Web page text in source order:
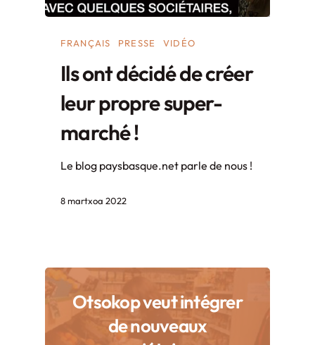
FRANÇAIS PRESSE VIDÉO
Ils ont décidé de créer
leur propre super-
marché !
Le blog paysbasque.net parle de nous !
8 martxoa 2022
Otsokop veut intégrer
de nouveaux